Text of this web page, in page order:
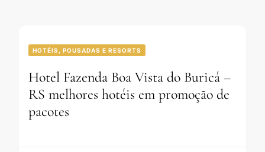
HOTÉIS, POUSADAS E RESORTS
Hotel Fazenda Boa Vista do Buricá –
RS melhores hotéis em promoção de
pacotes